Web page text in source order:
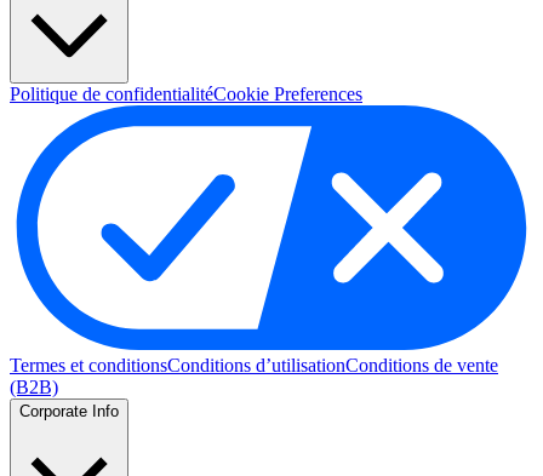
Politique de confidentialitéCookie Preferences
Termes et conditionsConditions d’utilisationConditions de vente
(B2B)
Corporate Info